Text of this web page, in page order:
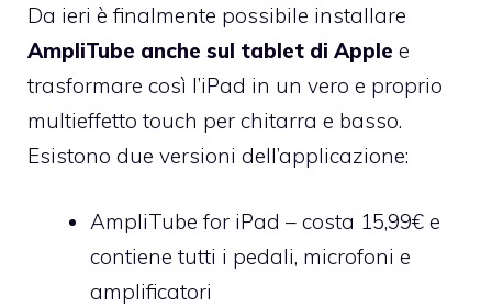
Da ieri è finalmente possibile installare
AmpliTube anche sul tablet di Apple e
trasformare così l’iPad in un vero e proprio
multieffetto touch per chitarra e basso.
Esistono due versioni dell’applicazione:
AmpliTube for iPad – costa 15,99€ e
contiene tutti i pedali, microfoni e
amplificatori